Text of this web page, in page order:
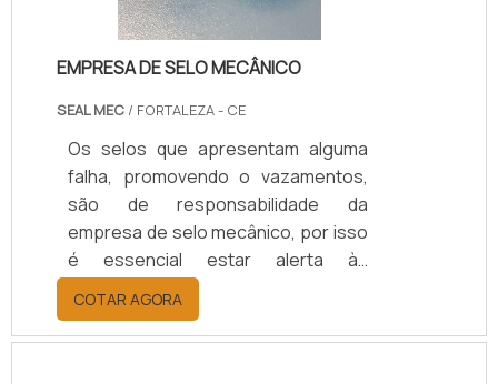
rotativa é que o produto pre.
EMPRESA DE SELO MECÂNICO
SEAL MEC / FORTALEZA - CE
Os selos que apresentam alguma
falha, promovendo o vazamentos,
são de responsabilidade da
empresa de selo mecânico, por isso
é essencial estar alerta às
indicações de qualidade.Os selos
mecânicos são produzidos para
utilização em diversos segmentos
COTAR AGORA